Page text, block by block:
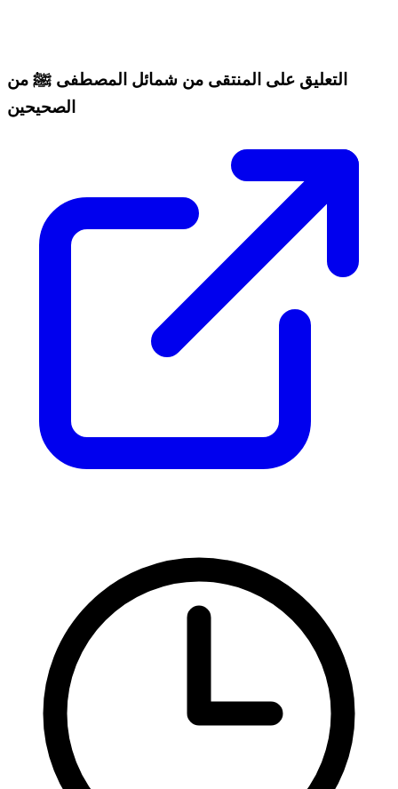
التعليق على المنتقى من شمائل المصطفى ﷺ من
الصحيحين